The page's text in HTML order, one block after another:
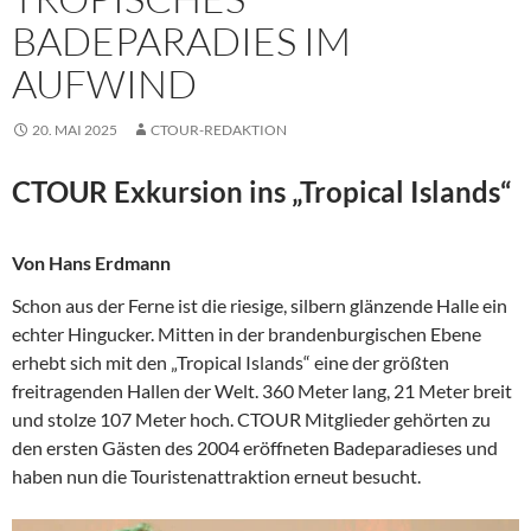
BADEPARADIES IM
AUFWIND
20. MAI 2025 CTOUR-REDAKTION
CTOUR Exkursion ins „Tropical Islands“
Von Hans Erdmann
Schon aus der Ferne ist die riesige, silbern glänzende Halle ein
echter Hingucker. Mitten in der brandenburgischen Ebene
erhebt sich mit den „Tropical Islands“ eine der größten
freitragenden Hallen der Welt. 360 Meter lang, 21 Meter breit
und stolze 107 Meter hoch. CTOUR Mitglieder gehörten zu
den ersten Gästen des 2004 eröffneten Badeparadieses und
haben nun die Touristenattraktion erneut besucht.